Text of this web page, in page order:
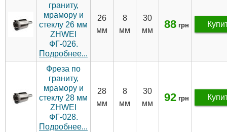
граниту,
мрамору и
стеклу 26 мм
ZHWEI
ФГ-026.
Подробнее...
26
мм
8
мм
30
мм
88 грн
Фреза по
граниту,
мрамору и
стеклу 28 мм
ZHWEI
ФГ-028.
Подробнее...
28
мм
8
мм
30
мм
92 грн